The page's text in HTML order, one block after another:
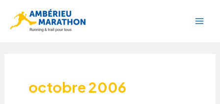
octobre 2006